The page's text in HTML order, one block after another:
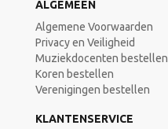
ALGEMEEN
Algemene Voorwaarden
Privacy en Veiligheid
Muziekdocenten bestellen
Koren bestellen
Verenigingen bestellen
KLANTENSERVICE